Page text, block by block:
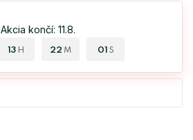
Akcia končí: 11.8.
13 H 22 M 00 S